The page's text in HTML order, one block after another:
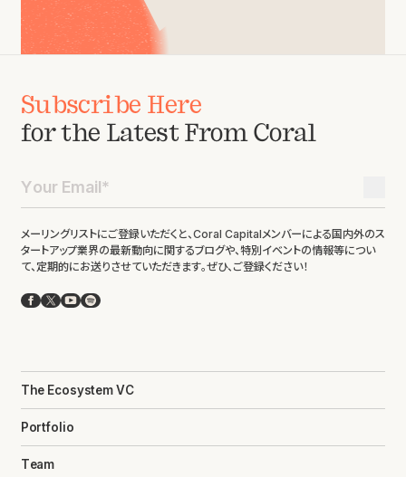
Subscribe Here
for the Latest From Coral
メーリングリストにご登録いただくと、Coral Capitalメンバーによる国内外のス
タートアップ業界の最新動向に関するブログや、特別イベントの情報等につい
て、定期的にお送りさせていただきます。ぜひ、ご登録ください！
Facebook
X YouTube
Spotify
The Ecosystem VC
Portfolio
Team